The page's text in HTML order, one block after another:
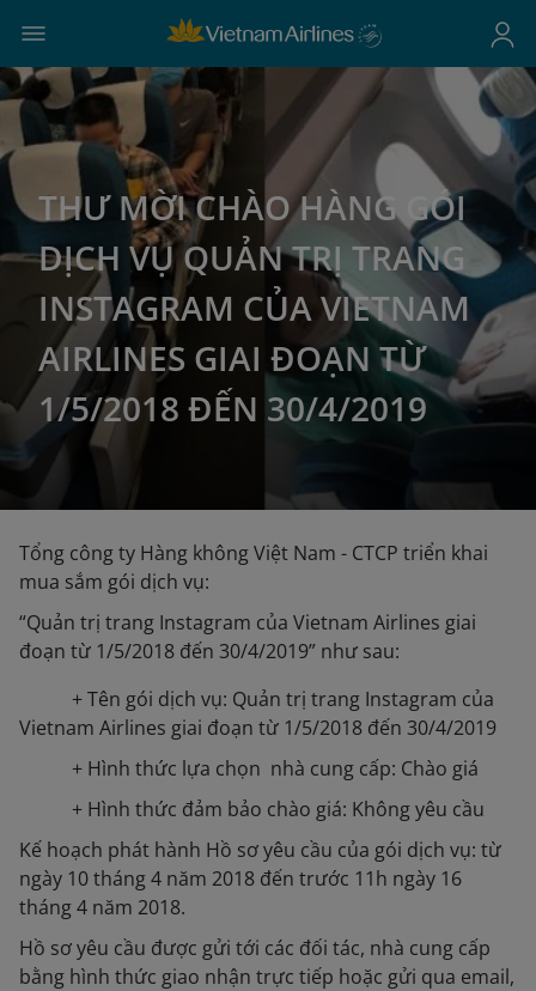
THƯ MỜI CHÀO HÀNG GÓI
DỊCH VỤ QUẢN TRỊ TRANG
INSTAGRAM CỦA VIETNAM
AIRLINES GIAI ĐOẠN TỪ
1/5/2018 ĐẾN 30/4/2019
Tổng công ty Hàng không Việt Nam - CTCP triển khai
mua sắm gói dịch vụ:
“Quản trị trang Instagram của Vietnam Airlines giai
đoạn từ 1/5/2018 đến 30/4/2019” như sau:
+ Tên gói dịch vụ: Quản trị trang Instagram của
Vietnam Airlines giai đoạn từ 1/5/2018 đến 30/4/2019
+ Hình thức lựa chọn nhà cung cấp: Chào giá
+ Hình thức đảm bảo chào giá: Không yêu cầu
Kế hoạch phát hành Hồ sơ yêu cầu của gói dịch vụ: từ
ngày 10 tháng 4 năm 2018 đến trước 11h ngày 16
tháng 4 năm 2018.
Hồ sơ yêu cầu được gửi tới các đối tác, nhà cung cấp
bằng hình thức giao nhận trực tiếp hoặc gửi qua email,